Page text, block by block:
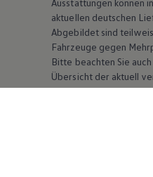
Ausstattungen können
aktuellen deutschen
Abgebildet sind
Fahrzeuge gegen
Bitte beachten Sie
Übersicht der aktuell
Ausstattungen.